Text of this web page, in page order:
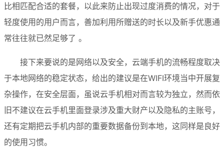
比相匹配合适的套餐，以此来防止出现过度消费的情况，对于
轻度使用的用户而言，善加利用所赠送的时长以及新手优惠通
常往往就已然足够了 。
接下来要说的是网络以及安全，云端手机的流畅程度取决
于本地网络的稳定状态，给出的建议是在WIFI环境当中开展复
杂操作，在安全层面，虽说云手机相对而言较为独立，然而依
旧不建议在云手机里面登录涉及重大财产以及隐私的主账号，
还有定期把云手机内部的重要数据备份到本地，这同样是良好
的使用习惯。